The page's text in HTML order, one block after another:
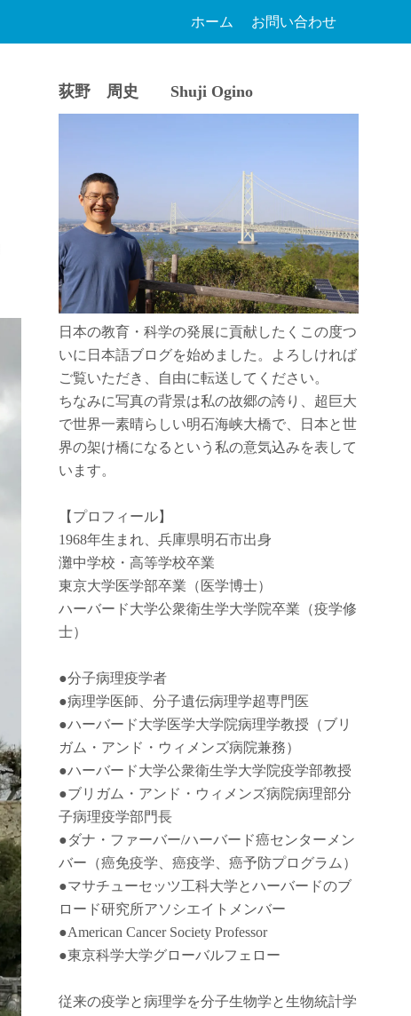
ホーム お問い合わせ
荻野 周史 Shuji Ogino
日本の教育・科学の発展に貢献したくこの度つ
いに日本語ブログを始めました。よろしければ
ご覧いただき、自由に転送してください。
ちなみに写真の背景は私の故郷の誇り、超巨大
で世界一素晴らしい明石海峡大橋で、日本と世
界の架け橋になるという私の意気込みを表して
います。
【プロフィール】
1968年生まれ、兵庫県明石市出身
灘中学校・高等学校卒業
東京大学医学部卒業（医学博士）
ハーバード大学公衆衛生学大学院卒業（疫学修
士）
●分子病理疫学者
●病理学医師、分子遺伝病理学超専門医
●ハーバード大学医学大学院病理学教授（ブリ
ガム・アンド・ウィメンズ病院兼務）
●ハーバード大学公衆衛生学大学院疫学部教授
●ブリガム・アンド・ウィメンズ病院病理部分
子病理疫学部門長
●ダナ・ファーバー/ハーバード癌センターメン
バー（癌免疫学、 癌疫学、癌予防プログラム）
●マサチューセッツ工科大学とハーバードのブ
ロード研究所アソシエイトメンバー
●American Cancer Society Professor
●東京科学大学グローバルフェロー
従来の疫学と病理学を分子生物学と生物統計学